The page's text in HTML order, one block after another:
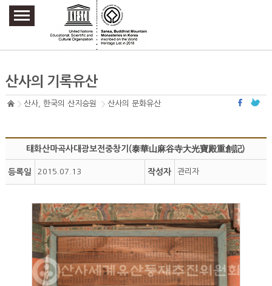
주요메뉴 바로가기
본문 바로가기
하단메뉴 바로가기
산사의 기록유산
산사, 한국의 산지승원 산사의 문화유산
태화산마곡사대광보전중창기(泰華山麻谷寺大光寶殿重創記)
등록일 2015.07.13 작성자 관리자